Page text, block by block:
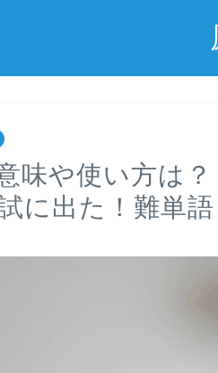
味や使い方は
に出た！難単